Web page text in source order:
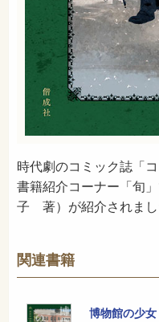
時代劇のコミック誌「
書籍紹介コーナー「旬
子 著）が紹介されまし
関連書籍
博物館の少